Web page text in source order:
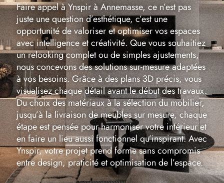
Faire appel à Ynspir à Annemasse, ce n’est pas
juste une question d’esthétique, c’est une
opportunité de valoriser et optimiser vos espaces
avec intelligence et créativité. Que vous souhaitiez
un relooking complet ou de simples ajustements,
nous concevons des solutions sur-mesure adaptées
à vos besoins. Grâce à des plans 3D précis, vous
visualisez chaque détail avant le début des travaux.
Du choix des matériaux à la sélection du mobilier,
jusqu’à la livraison de meubles sur mesure, chaque
étape est pensée pour harmoniser votre intérieur et
en faire un lieu aussi fonctionnel qu’inspirant. Avec
Ynspir, votre projet prend forme sans compromis
entre design, praticité et optimisation de l’espace.